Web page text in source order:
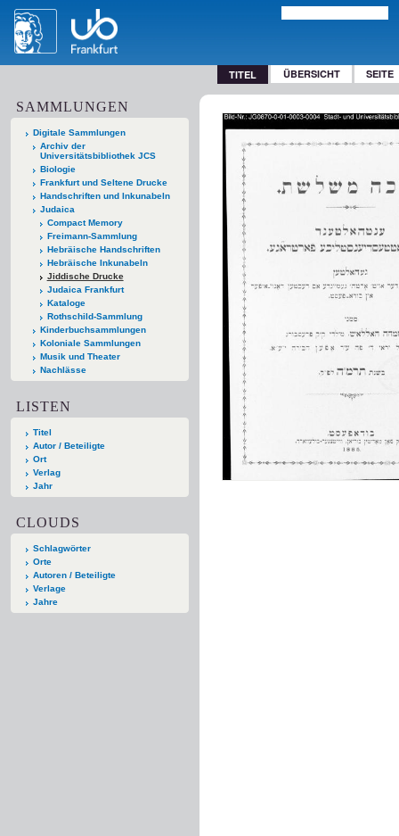
TITEL ÜBERSICHT SEITE
SAMMLUNGEN
Digitale Sammlungen
Archiv der
Universitätsbibliothek JCS
Biologie
Frankfurt und Seltene Drucke
Handschriften und Inkunabeln
Judaica
Compact Memory
Freimann-Sammlung
Hebräische Handschriften
Hebräische Inkunabeln
Jiddische Drucke
Judaica Frankfurt
Kataloge
Rothschild-Sammlung
Kinderbuchsammlungen
Koloniale Sammlungen
Musik und Theater
Nachlässe
LISTEN
Titel
Autor / Beteiligte
Ort
Verlag
Jahr
CLOUDS
Schlagwörter
Orte
Autoren / Beteiligte
Verlage
Jahre